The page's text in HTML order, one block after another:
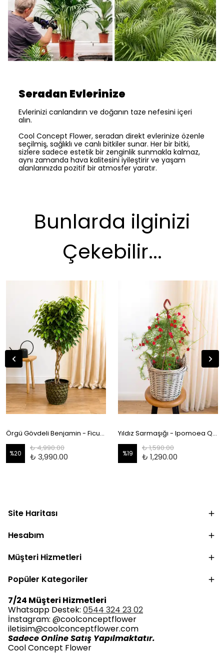
Seradan Evlerinize
Evlerinizi canlandırın ve doğanın taze nefesini içeri
alın.
Cool Concept Flower, seradan direkt evlerinize özenle
seçilmiş, sağlıklı ve canlı bitkiler sunar. Her bir bitki,
sizlere sadece estetik bir zenginlik sunmakla kalmaz,
aynı zamanda hava kalitesini iyileştirir ve yaşam
alanlarınızda pozitif bir atmosfer yaratır.
Bunlarda ilginizi
Çekebilir...
Örgü Gövdeli Benjamin - Ficus Benjamina 130-140 cm
%20
₺ 4,990.00
₺ 3,990.00
Yıldız Sarmaşığı - Ipomoea Quamoclit
%19
₺ 1,590.00
₺ 1,290.00
Site Haritası
Hesabım
Müşteri Hizmetleri
Popüler Kategoriler
7/24 Müşteri Hizmetleri
Whatsapp Destek: 0544 324 23 02
İnstagram: @coolconceptflower
iletisim@coolconceptflower.com
Sadece Online Satış Yapılmaktatır.
Cool Concept Flower